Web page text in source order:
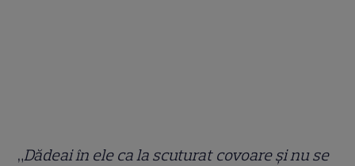
„Dădeai în ele ca la scuturat covoare și nu se